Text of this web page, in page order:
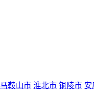
马鞍山市 淮北市 铜陵市 安